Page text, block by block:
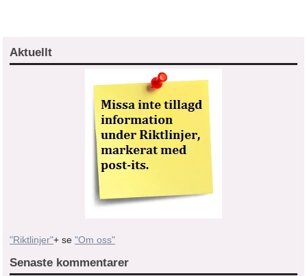
Aktuellt
"Riktlinjer"+ se "Om oss"
Senaste kommentarer